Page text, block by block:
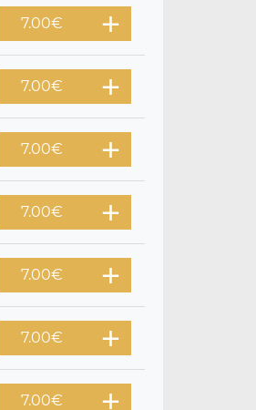
7.00€
7.00€
7.00€
7.00€
7.00€
7.00€
7.00€